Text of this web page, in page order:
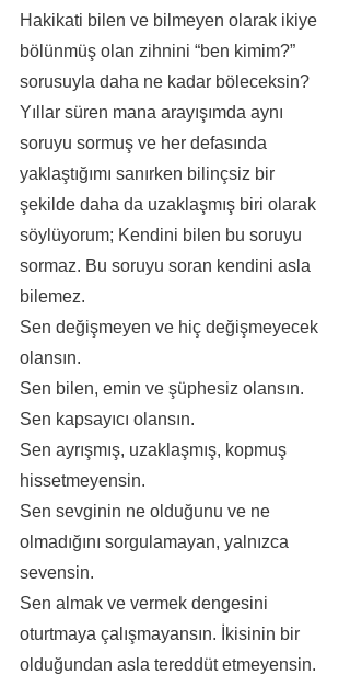
Hakikati bilen ve bilmeyen olarak ikiye
bölünmüş olan zihnini “ben kimim?”
sorusuyla daha ne kadar böleceksin?
Yıllar süren mana arayışımda aynı
soruyu sormuş ve her defasında
yaklaştığımı sanırken bilinçsiz bir
şekilde daha da uzaklaşmış biri olarak
söylüyorum; Kendini bilen bu soruyu
sormaz. Bu soruyu soran kendini asla
bilemez.
Sen değişmeyen ve hiç değişmeyecek
olansın.
Sen bilen, emin ve şüphesiz olansın.
Sen kapsayıcı olansın.
Sen ayrışmış, uzaklaşmış, kopmuş
hissetmeyensin.
Sen sevginin ne olduğunu ve ne
olmadığını sorgulamayan, yalnızca
sevensin.
Sen almak ve vermek dengesini
oturtmaya çalışmayansın. İkisinin bir
olduğundan asla tereddüt etmeyensin.